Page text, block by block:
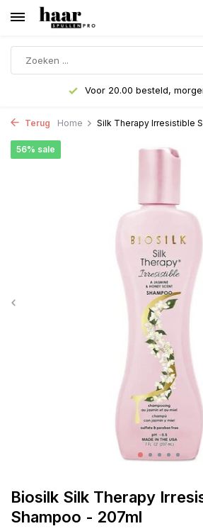
Voor 20.00 besteld,
Terug Home Silk Therapy Irresistible
Biosilk Silk Therapy
Shampoo - 207ml
56% sale